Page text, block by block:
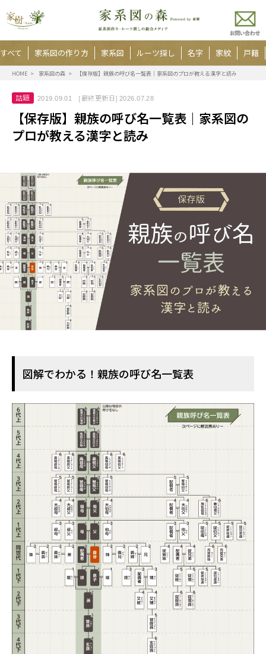
すべて 家系図の作り方 家系図 ルーツ探し 名字 家紋 戸籍
HOME 家系図の森 【保存版】親族の呼び名一覧表｜家系図のプロが教える漢字と読み
話題 2019.09.01 [最終更新日] 2026.07.28
【保存版】親族の呼び名一覧表｜家系図の
プロが教える漢字と読み
図解でわかる！親族の呼び名一覧表